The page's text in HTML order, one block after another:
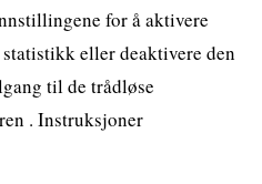
for å aktivere
eller deaktivere den
til de trådløse
. Instruksjoner